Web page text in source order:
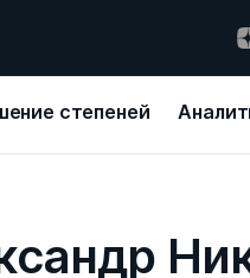
степеней